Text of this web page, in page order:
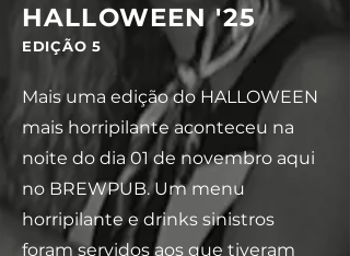
HALLOWEEN '25
EDIÇÃO 5
Mais uma edição do HALLOWEEN
mais horripilante aconteceu na
noite do dia 01 de novembro aqui
no BREWPUB. Um menu
horripilante e drinks sinistros
foram servidos aos que tiveram